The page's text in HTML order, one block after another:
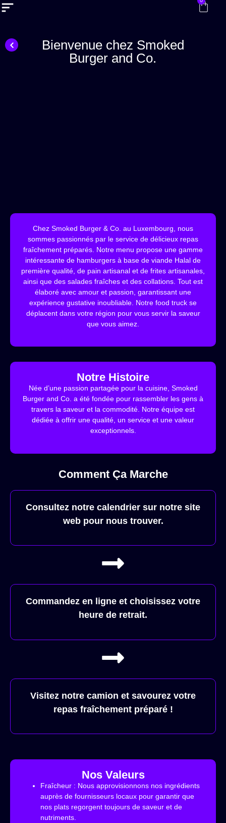
Bienvenue chez Smoked
Burger and Co.
Chez Smoked Burger & Co. au Luxembourg, nous
sommes passionnés par le service de délicieux repas
fraîchement préparés. Notre menu propose une gamme
intéressante de hamburgers à base de viande Halal de
première qualité, de pain artisanal et de frites artisanales,
ainsi que des salades fraîches et des collations. Tout est
élaboré avec amour et passion, garantissant une
expérience gustative inoubliable. Notre food truck se
déplacent dans votre région pour vous servir la saveur
que vous aimez.
Notre Histoire
Née d’une passion partagée pour la cuisine, Smoked
Burger and Co. a été fondée pour rassembler les gens à
travers la saveur et la commodité. Notre équipe est
dédiée à offrir une qualité, un service et une valeur
exceptionnels.
Comment Ça Marche
Consultez notre calendrier sur notre site
web pour nous trouver.
Commandez en ligne et choisissez votre
heure de retrait.
Visitez notre camion et savourez votre
repas fraîchement préparé !
Nos Valeurs
Fraîcheur : Nous approvisionnons nos ingrédients
auprès de fournisseurs locaux pour garantir que
nos plats regorgent toujours de saveur et de
nutriments.